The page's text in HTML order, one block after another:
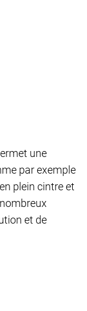
une
par exemple
plein cintre et
et de